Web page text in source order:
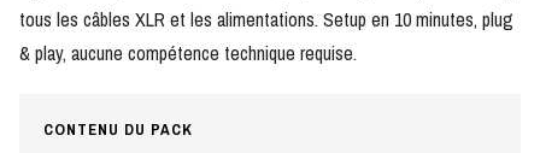
tous les câbles XLR et les alimentations. Setup en 10 minutes, plug
& play, aucune compétence technique requise.
CONTENU DU PACK